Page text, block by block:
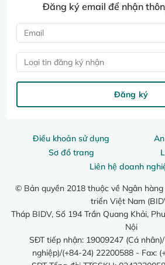
Điều khoản sử dụng
Sơ đồ trang
Liên hệ doanh
© Bản quyền 2018 thuộc về Ngân
triển Việt Nam
Tháp BIDV, Số 194 Trần Quang Khải,
Nội
SĐT tiếp nhận: 19009247 (Cá
nghiệp)/(+84-24) 22200588 - Fax:
Đăng ký email để nhận
Loại tin đăng ký nhận
Đăng ký